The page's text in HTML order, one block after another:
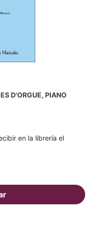
D'ORGUE, PIANO
en la librería el